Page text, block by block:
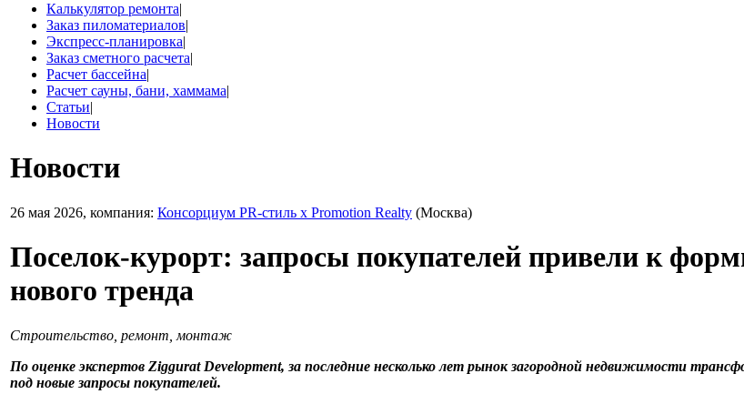
Калькулятор ремонта|
Заказ пиломатериалов|
Экспресс-планировка|
Заказ сметного расчета|
Расчет бассейна|
Расчет сауны, бани, хаммама|
Статьи|
Новости
Новости
26 мая 2026, компания: Консорциум PR-стиль х Promotion Realty (Москва)
Поселок-курорт: запросы покупателей привели к
нового тренда
Строительство, ремонт, монтаж
По оценке экспертов Ziggurat Development, за последние несколько лет рынок загородной недвижимости
под новые запросы покупателей.